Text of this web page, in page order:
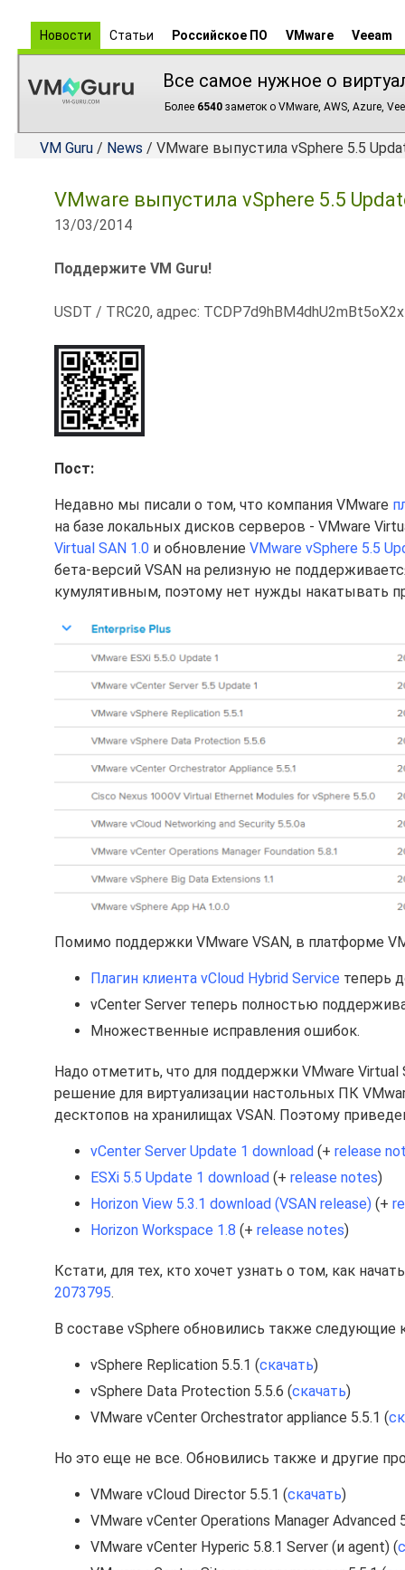
Новости Статьи Российское ПО VMware Veeam
Все самое нужное о
Более 6540 заметок о VMware, AWS, Azure,
VM Guru / News / VMware выпустила vSphere 5.5
VMware выпустила vSphere 5.5
13/03/2014
Поддержите VM Guru!
USDT / TRC20, адрес:
Пост:
Недавно мы писали о том, что компания VMware
на базе локальных дисков серверов - VMware
Virtual SAN 1.0 и обновление VMware vSphere 5.5
бета-версий VSAN на релизную не
кумулятивным, поэтому нет нужды накатывать
Помимо поддержки VMware VSAN, в платформе
Плагин клиента vCloud Hybrid Service теперь
vCenter Server теперь полностью
Множественные исправления ошибок.
Надо отметить, что для поддержки VMware Virtual
решение для виртуализации настольных ПК
десктопов на хранилищах VSAN. Поэтому
vCenter Server Update 1 download (+ release
ESXi 5.5 Update 1 download (+ release notes)
Horizon View 5.3.1 download (VSAN release) (+
Horizon Workspace 1.8 (+ release notes)
Кстати, для тех, кто хочет узнать о том, как
2073795.
В составе vSphere обновились также
vSphere Replication 5.5.1 (скачать)
vSphere Data Protection 5.5.6 (скачать)
VMware vCenter Orchestrator appliance 5.5.1 (
Но это еще не все. Обновились также и другие
VMware vCloud Director 5.5.1 (скачать)
VMware vCenter Operations Manager Advanced
VMware vCenter Hyperic 5.8.1 Server (и agent) (